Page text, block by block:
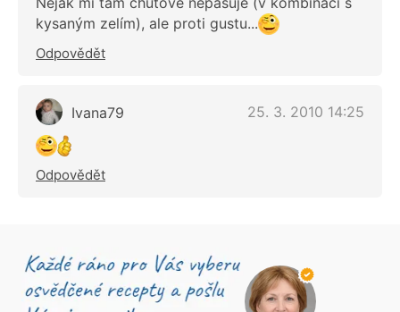
kysaným zelím), ale proti gustu...
Odpovědět
Ivana79 25. 3. 2010 14:25
Odpovědět